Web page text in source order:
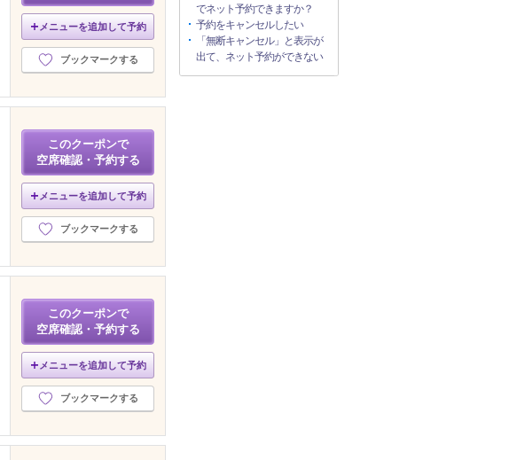
メニューを追加して予約
ブックマークする
このクーポンで
空席確認・予約する
メニューを追加して予約
ブックマークする
このクーポンで
空席確認・予約する
メニューを追加して予約
ブックマークする
でネット予約できますか？
予約をキャンセルしたい
「無断キャンセル」と表示が
出て、ネット予約ができない